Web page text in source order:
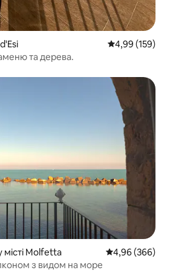
Середня
4,99 (159)
та дерева.
Molfetta Середня
4,96 (366)
з видом на море